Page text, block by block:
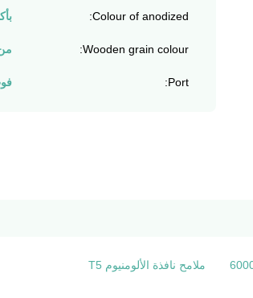
Colour of anodized:
Wooden grain colour:
Port:
ملامح نافذة الألومنيوم T5